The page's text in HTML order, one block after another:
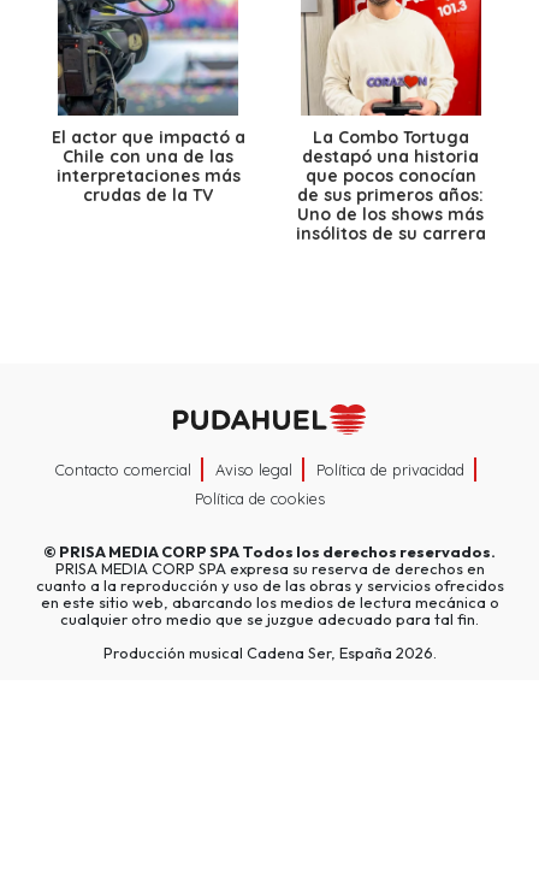
El actor que impactó a
Chile con una de las
interpretaciones más
crudas de la TV
La Combo Tortuga
destapó una historia
que pocos conocían
de sus primeros años:
Uno de los shows más
insólitos de su carrera
Contacto comercial Aviso legal
Política de privacidad
Política de cookies
© PRISA MEDIA CORP SPATodos los derechos reservados.
PRISA MEDIA CORP SPA expresa su reserva de derechos en
cuanto a la reproducción y uso de las obras y servicios ofrecidos
en este sitio web, abarcando los medios de lectura mecánica o
cualquier otro medio que se juzgue adecuado para tal fin.
Producción musical Cadena Ser, España 2026.